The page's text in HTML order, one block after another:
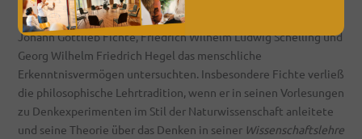
Etwas Neues trat auf, als Immanuel Kant und in seiner Nachfolge
Johann Gottlieb Fichte, Friedrich Wilhelm Ludwig Schelling und
Georg Wilhelm Friedrich Hegel das menschliche
Erkenntnisvermögen untersuchten. Insbesondere Fichte verließ
die philosophische Lehrtradition, wenn er in seinen Vorlesungen
zu Denkexperimenten im Stil der Naturwissenschaft anleitete
und seine Theorie über das Denken in seiner Wissenschaftslehre